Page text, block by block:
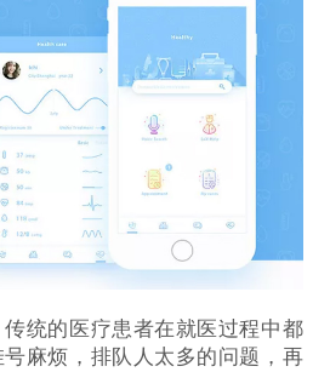
统的医疗患者在就医过程中都
麻烦，排队人太多的问题，再